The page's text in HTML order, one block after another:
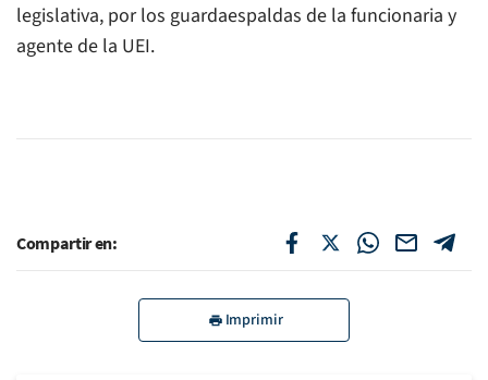
legislativa, por los guardaespaldas de la funcionaria y
agente de la UEI.
Compartir en:
Imprimir